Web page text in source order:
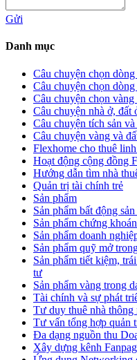
Gửi
Danh mục
Câu chuyện chọn
Câu chuyện chọn
Câu chuyện chọn
Câu chuyện nhà ở, đất
Câu chuyện tích sản
Câu chuyện vàng và
Flexhome cho thuê
Hoạt động cộng đồng
Hướng dẫn tìm nhà
Quản trị tài chính trẻ
Sản phẩm
Sản phẩm bất động
Sản phẩm chứng
Sản phẩm doanh
Sản phẩm quỹ mở
Sản phẩm tiết kiệm,
tư
Sản phẩm vàng trong
Tài chính và sự phát
Tư duy thuê nhà thông
Tư vấn tổng hợp quản
Đa dạng nguồn thu
Xây dựng kênh